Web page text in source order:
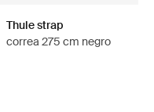
Thule strap
correa 275 cm negro